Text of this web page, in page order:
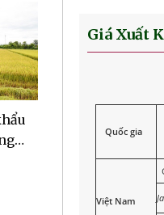
Giá Xuất
Quốc gia
Việt Nam